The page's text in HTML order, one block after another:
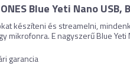
Blue Yeti Nano USB,
készíteni és streamelni,
mikrofonra. E nagyszerű Blue Yeti
garancia